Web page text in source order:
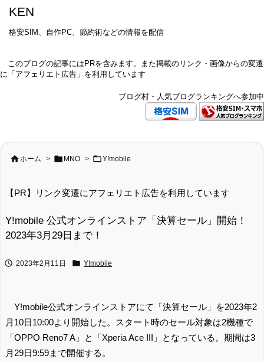
KEN
格安SIM、自作PC、節約術などの情報を配信
このブログの記事にはPRを含みます。また掲載のリンク・画像からの変遷
に「アフェリエト広告」を利用しています
ブログ村・人気ブログランキングへ参加中
 ホーム >  MNO > Y!mobile
【PR】リンク変遷にアフェリエト広告を利用しています
Y!mobile 公式オンラインストア「決算セール」開始！
2023年3月29日まで！
 2023年2月11日  Y!mobile
Y!mobile公式オンラインストアにて「決算セール」を2023年2
月10日10:00より開始した。スタート時のセール対象は2機種で
「OPPO Reno7 A」と「Xperia Ace III」となっている。期間は3
月29日9:59まで開催する。